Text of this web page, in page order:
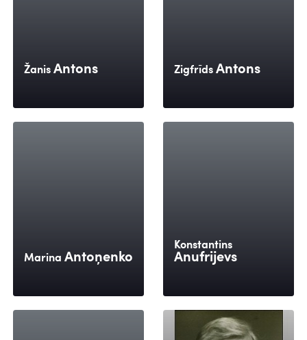
Žanis Antons Zigfrīds Antons
Marina Antoņenko
Konstantins
Anufrijevs